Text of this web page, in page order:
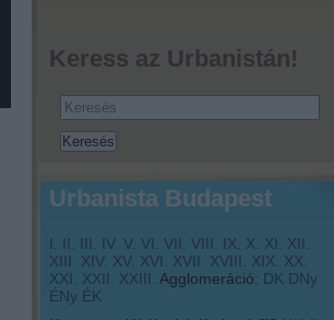
Keress az Urbanistán!
Urbanista Budapest
I. II. III. IV. V. VI. VII. VIII. IX. X. XI.
XII.
XIII.
XIV. XV. XVI. XVII. XVIII. XIX.
XX.
XXI.
XXII. XXIII. Agglomeráció: DK DNy
ÉNy ÉK